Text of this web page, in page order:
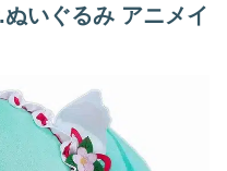
いぐるみ アニメイ